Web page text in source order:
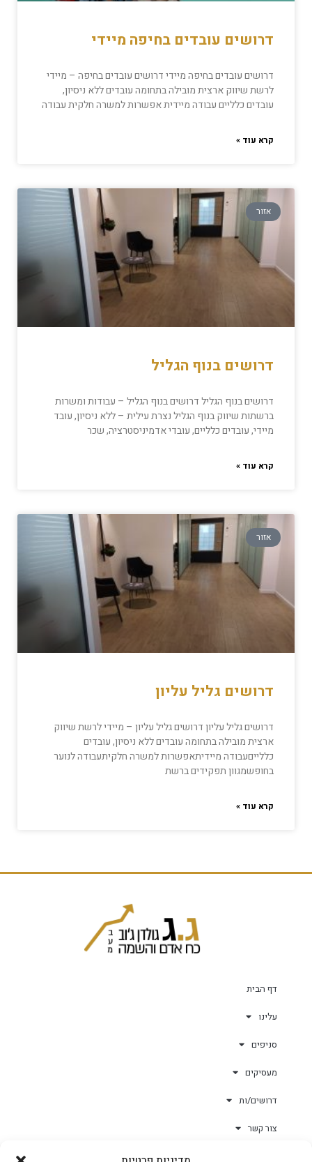
דרושים עובדים בחיפה מיידי
דרושים עובדים בחיפה מיידי דרושים עובדים בחיפה – מיידי
לרשת שיווק ארצית מובילה בתחומה עובדים ללא ניסיון,
עובדים כלליים עבודה מיידית אפשרות למשרה חלקית עבודה
קרא עוד »
אזור
דרושים בנוף הגליל
דרושים בנוף הגליל דרושים בנוף הגליל – עבודות ומשרות
ברשתות שיווק בנוף הגליל נצרת עילית – ללא ניסיון, עובד
מיידי, עובדים כלליים, עובדי אדמיניסטרציה, שכר
קרא עוד »
אזור
דרושים גליל עליון
דרושים גליל עליון דרושים גליל עליון – מיידי לרשת שיווק
ארצית מובילה בתחומה עובדים ללא ניסיון, עובדים
כללייםעבודה מיידיתאפשרות למשרה חלקיתעבודה לנוער
בחופשמגוון תפקידים ברשת
קרא עוד »
דף הבית
עלינו
סניפים
מעסיקים
דרושים/ות
צור קשר